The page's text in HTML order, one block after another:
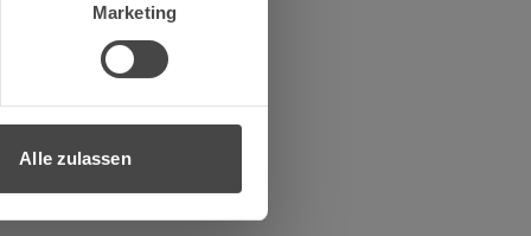
Marketing
Alle zulassen